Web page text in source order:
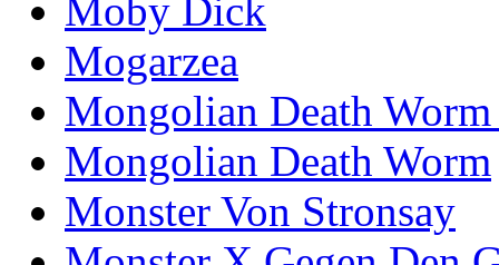
Moby Dick
Mogarzea
Mongolian Death
Mongolian Death Worm
Monster Von Stronsay